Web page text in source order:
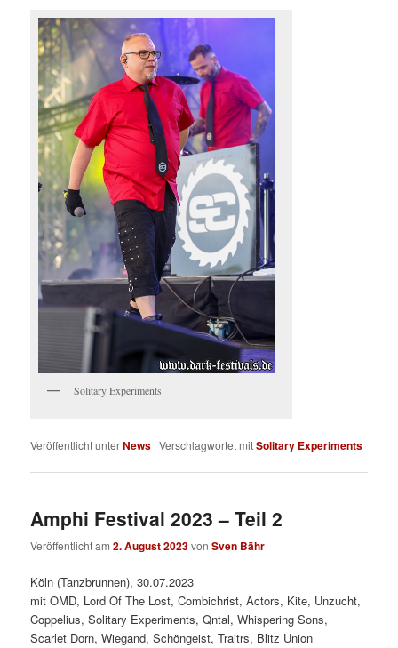
Solitary Experiments
Veröffentlicht unterNews |Verschlagwortet mitSolitary Experiments
Amphi Festival 2023 – Teil 2
Veröffentlicht am2. August 2023vonSven Bähr
Köln (Tanzbrunnen), 30.07.2023
mit OMD, Lord Of The Lost, Combichrist, Actors, Kite, Unzucht,
Coppelius, Solitary Experiments, Qntal, Whispering Sons,
Scarlet Dorn, Wiegand, Schöngeist, Traitrs, Blitz Union